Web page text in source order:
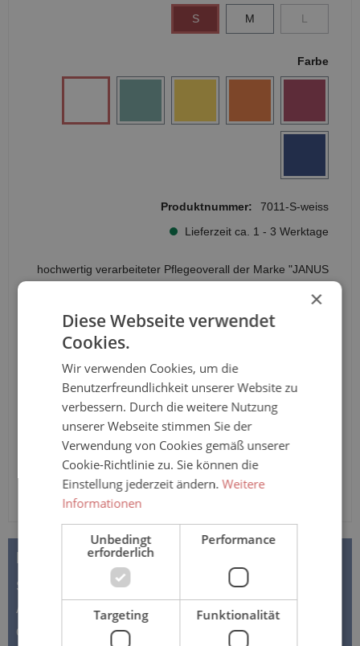
Produktnummer:
7011-S-weiss
Lieferzeit ca. 1 - 3 Werktage
hochwertig verarbeiteter Pflegeoverall der Marke "JANUS
Beinreißverschluss und langem Arm und Bein, in
verschiedenen Farben
Farbe
S M L
Anzahl
BESCHREIBUNG
Sanisana JANUS – Pflegeoverall 7011 – lange
Ausführung – für Damen und Herren Der Pflegeoverall
der Marke JANUS Tuttlingen…
×
Diese Webseite verwendet
Cookies.
Wir verwenden Cookies, um die
Benutzerfreundlichkeit unserer Website zu
verbessern. Durch die weitere Nutzung
unserer Webseite stimmen Sie der
Verwendung von Cookies gemäß unserer
Cookie-Richtlinie zu. Sie können die
Einstellung jederzeit ändern.Weitere
Informationen
Unbedingt
erforderlich
Performance
Targeting Funktionalität